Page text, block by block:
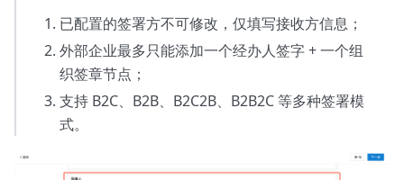
已配置的签署方不可修改，仅填写接收方信息；
外部企业最多只能添加一个经办人签字 + 一个组
织签章节点；
支持 B2C、B2B、B2C2B、B2B2C 等多种签署模
式。